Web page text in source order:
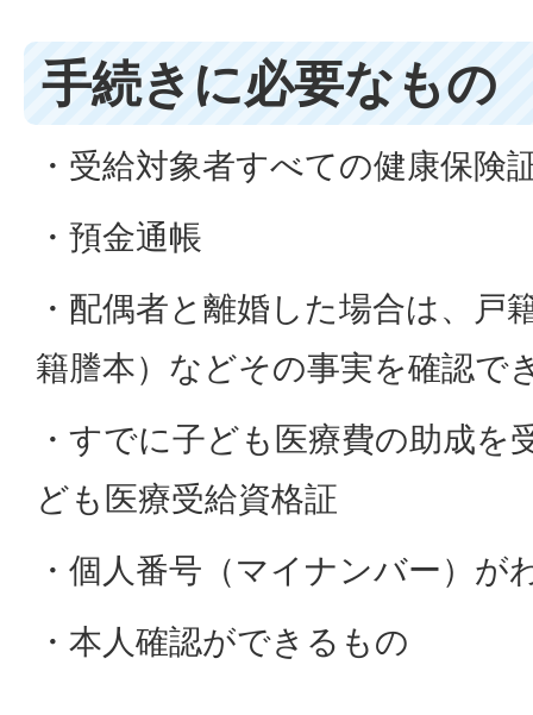
手続きに必要なもの
・受給対象者すべての健康保険
・預金通帳
・配偶者と離婚した場合は、戸
籍謄本）などその事実を確認で
・すでに子ども医療費の助成を
ども医療受給資格証
・個人番号（マイナンバー）が
・本人確認ができるもの